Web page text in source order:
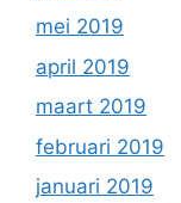
mei 2019
april 2019
maart 2019
februari 2019
januari 2019